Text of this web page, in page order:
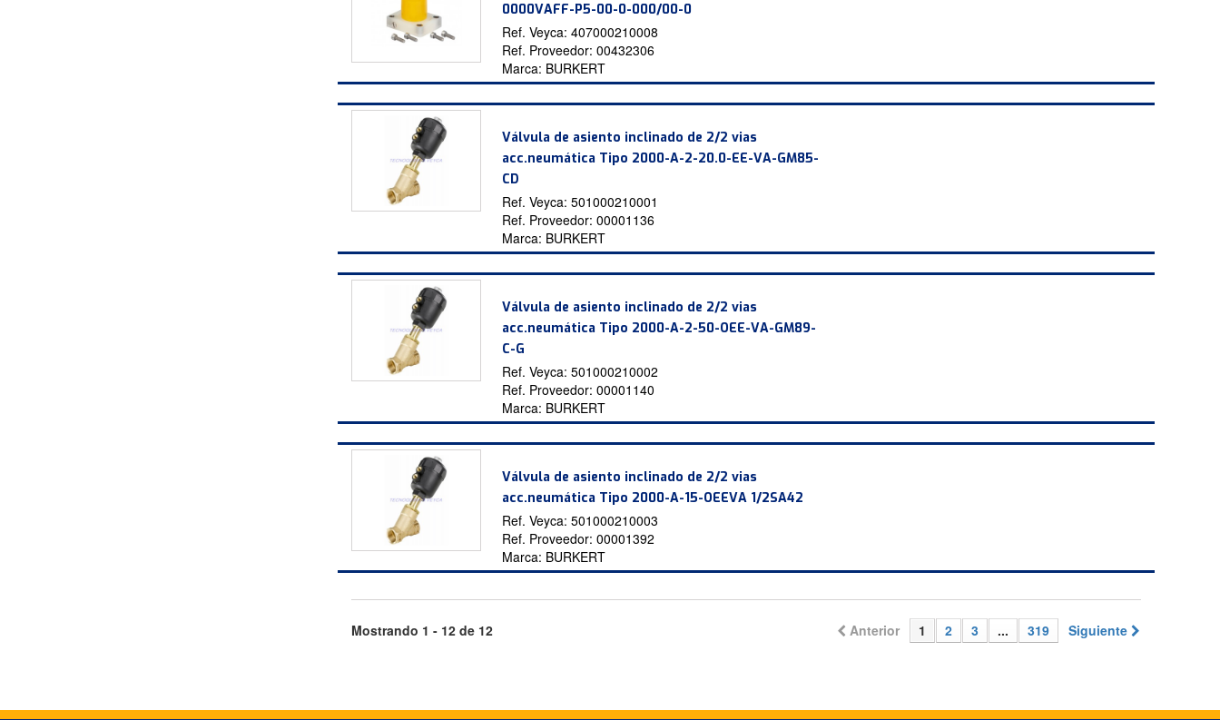
0000VAFF-P5-00-0-000/00-0
Ref. Veyca:407000210008
Ref. Proveedor:00432306
Marca: BURKERT
Válvula de asiento inclinado de 2/2 vias
acc.neumática Tipo 2000-A-2-20.0-EE-VA-GM85-
CD
Ref. Veyca:501000210001
Ref. Proveedor:00001136
Marca: BURKERT
Válvula de asiento inclinado de 2/2 vias
acc.neumática Tipo 2000-A-2-50-OEE-VA-GM89-
C-G
Ref. Veyca:501000210002
Ref. Proveedor:00001140
Marca: BURKERT
Válvula de asiento inclinado de 2/2 vias
acc.neumática Tipo 2000-A-15-OEEVA 1/2SA42
Ref. Veyca:501000210003
Ref. Proveedor:00001392
Marca: BURKERT
Anterior 1 2 3 ... 319 Siguiente
Mostrando 1 - 12 de 12